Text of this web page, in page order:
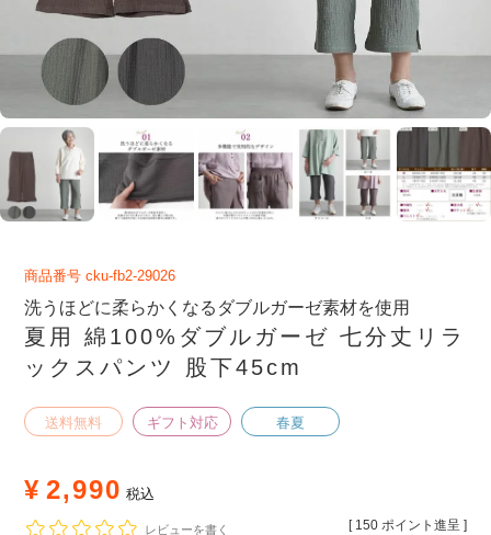
商品番号 cku-fb2-29026
洗うほどに柔らかくなるダブルガーゼ素材を使用
夏用 綿100%ダブルガーゼ 七分丈リラ
ックスパンツ 股下45cm
送料無料 ギフト対応 春夏
¥ 2,990 税込
[ 150 ポイント進呈 ]
レビューを書く